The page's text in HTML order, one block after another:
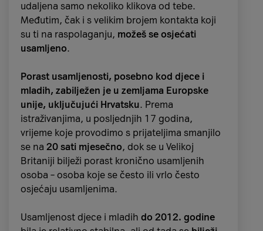
udaljena samo nekoliko klikova od tebe.
Međutim, čak i s velikim brojem kontakta koji
su ti na raspolaganju, možeš se osjećati
usamljeno.
Porast usamljenosti, posebno kod djece i
mladih, zabilježen je u zemljama Europske
unije, uključujući Hrvatsku. Prema
istraživanjima, u posljednjih 17 godina,
vrijeme koje provodimo s prijateljima smanjilo
se na 20 sati mjesečno, dok se u Velikoj
Britaniji bilježi porast kronično usamljenih
osoba – osoba koje se često ili vrlo često
osjećaju usamljenima.
Usamljenost djece i mladih do 2012. godine